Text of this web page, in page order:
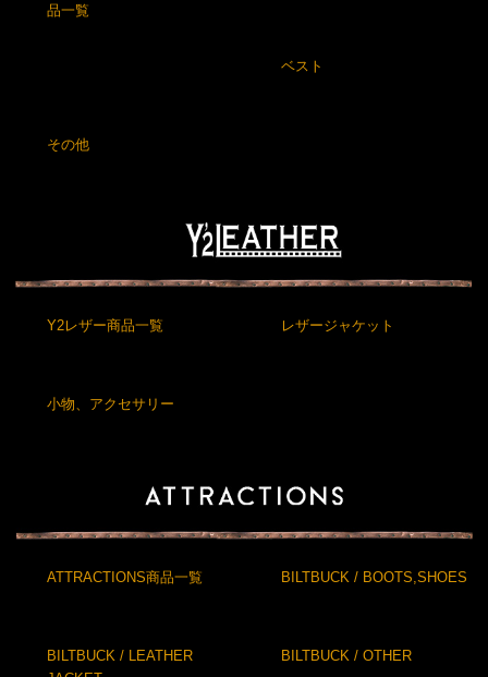
品一覧
ベスト
その他
Y2レザー商品一覧 レザージャケット
小物、アクセサリー
ATTRACTIONS商品一覧 BILTBUCK / BOOTS,SHOES
BILTBUCK / LEATHER
BILTBUCK / OTHER